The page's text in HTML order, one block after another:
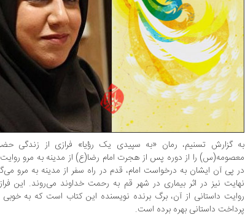
به گزارش تسنیم،‌ رمان «به سپیدی یک رؤیا» فرازی از زندگی
معصومه(س) را از دوره پس از هجرت امام رضا(ع) از مدینه به مرو
در پی آن ایشان به درخواست امام، قدم در راه سفر از مدینه به مرو
نهایت نیز در اثر بیماری در شهر قم به رحمت خداوند می‌روند. این
روایت داستانی از آن، برگ برنده نویسنده این کتاب است که به خوبی
پرداخت داستانی بهره برده است.